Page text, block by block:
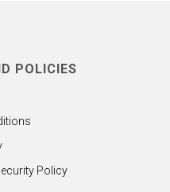
POLICIES
Policy